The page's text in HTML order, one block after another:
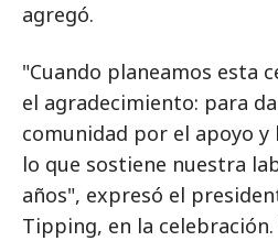
agregó.
"Cuando planeamos esta
el agradecimiento: para
comunidad por el apoyo y
lo que sostiene nuestra
años", expresó el
Tipping, en la